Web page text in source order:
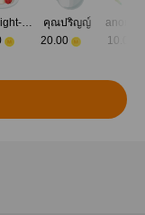
moonlight-mini
คุณปริญญ์
20.00
10.00